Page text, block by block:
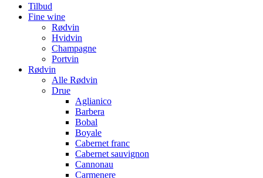
Tilbud
Fine wine
Rødvin
Hvidvin
Champagne
Portvin
Rødvin
Alle Rødvin
Drue
Aglianico
Barbera
Bobal
Boyale
Cabernet franc
Cabernet sauvignon
Cannonau
Carmenere